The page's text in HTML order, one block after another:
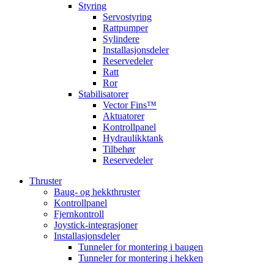
Styring
Servostyring
Rattpumper
Sylindere
Installasjonsdeler
Reservedeler
Ratt
Ror
Stabilisatorer
Vector Fins™
Aktuatorer
Kontrollpanel
Hydraulikktank
Tilbehør
Reservedeler
Thruster
Baug- og hekkthruster
Kontrollpanel
Fjernkontroll
Joystick-integrasjoner
Installasjonsdeler
Tunneler for montering i baugen
Tunneler for montering i hekken